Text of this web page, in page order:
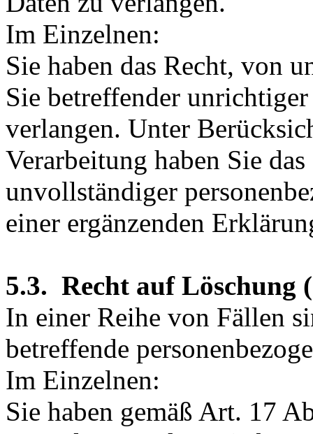
Im Einzelnen:
Sie haben das Recht, von
Sie betreffender
verlangen. Unter
Verarbeitung haben Sie
unvollständiger
einer ergänzenden
5.3. Recht auf Löschung
In einer Reihe von Fällen
betreffende
Im Einzelnen:
Sie haben gemäß Art. 17